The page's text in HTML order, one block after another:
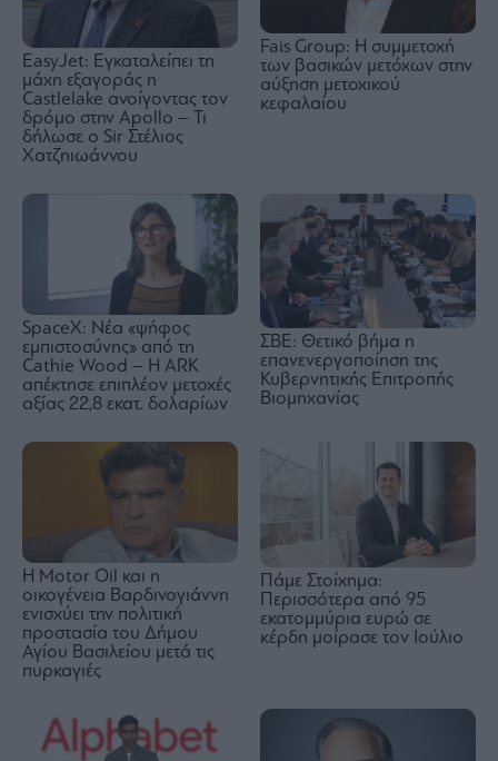
EasyJet: Εγκαταλείπει τη
μάχη εξαγοράς η
Castlelake ανοίγοντας τον
δρόμο στην Apollo – Τι
δήλωσε ο Sir Στέλιος
Χατζηιωάννου
Fais Group: Η συμμετοχή
των βασικών μετόχων στην
αύξηση μετοχικού
κεφαλαίου
SpaceΧ: Νέα «ψήφος
εμπιστοσύνης» από τη
Cathie Wood – Η ARK
απέκτησε επιπλέον μετοχές
αξίας 22,8 εκατ. δολαρίων
ΣΒΕ: Θετικό βήμα η
επανενεργοποίηση της
Κυβερνητικής Επιτροπής
Βιομηχανίας
Η Motor Oil και η
οικογένεια Βαρδινογιάννη
ενισχύει την πολιτική
προστασία του Δήμου
Αγίου Βασιλείου μετά τις
πυρκαγιές
Πάμε Στοίχημα:
Περισσότερα από 95
εκατομμύρια ευρώ σε
κέρδη μοίρασε τον Ιούλιο